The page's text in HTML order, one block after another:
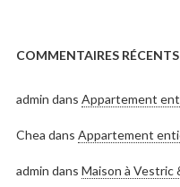
COMMENTAIRES RÉCENTS
admin dans Appartement
Chea dans Appartement
admin dans Maison à Vestric